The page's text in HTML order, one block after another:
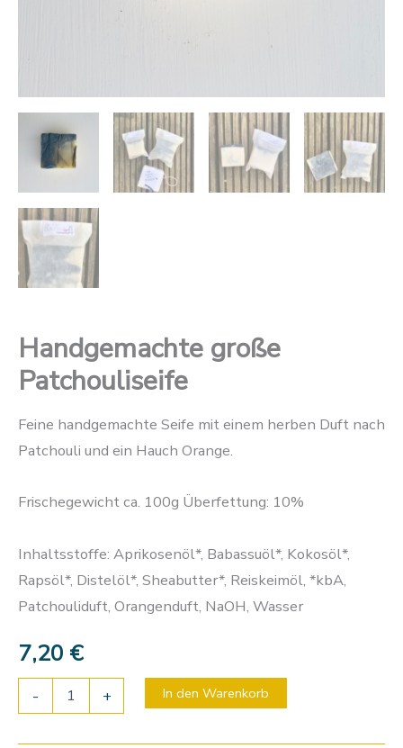
Handgemachte große
Patchouliseife
Feine handgemachte Seife mit einem herben Duft nach
Patchouli und ein Hauch Orange.
Frischegewicht ca. 100g Überfettung: 10%
Inhaltsstoffe: Aprikosenöl*, Babassuöl*, Kokosöl*,
Rapsöl*, Distelöl*, Sheabutter*, Reiskeimöl, *kbA,
Patchouliduft, Orangenduft, NaOH, Wasser
7,20 €
- + In den Warenkorb